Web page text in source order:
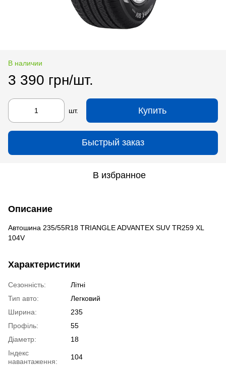
В наличии
3 390 грн/шт.
шт. Купить
Быстрый заказ
В избранное
Описание
Автошина 235/55R18 TRIANGLE ADVANTEX SUV TR259 XL
104V
Характеристики
Сезонність:
Літні
Тип авто:
Легковий
Ширина:
235
Профіль:
55
Діаметр:
18
Індекс
навантаження:
104